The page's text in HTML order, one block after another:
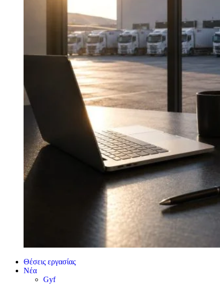
Θέσεις εργασίας
Νέα
Gyf